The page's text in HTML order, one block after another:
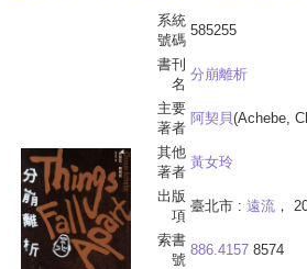
系統
號碼
585255
書刊
名
分崩離析
主要
著者
阿契貝(Achebe,
其他
著者
黃女玲
出版
項
臺北市 : 遠流 ，
索書
號
886.4157 8574